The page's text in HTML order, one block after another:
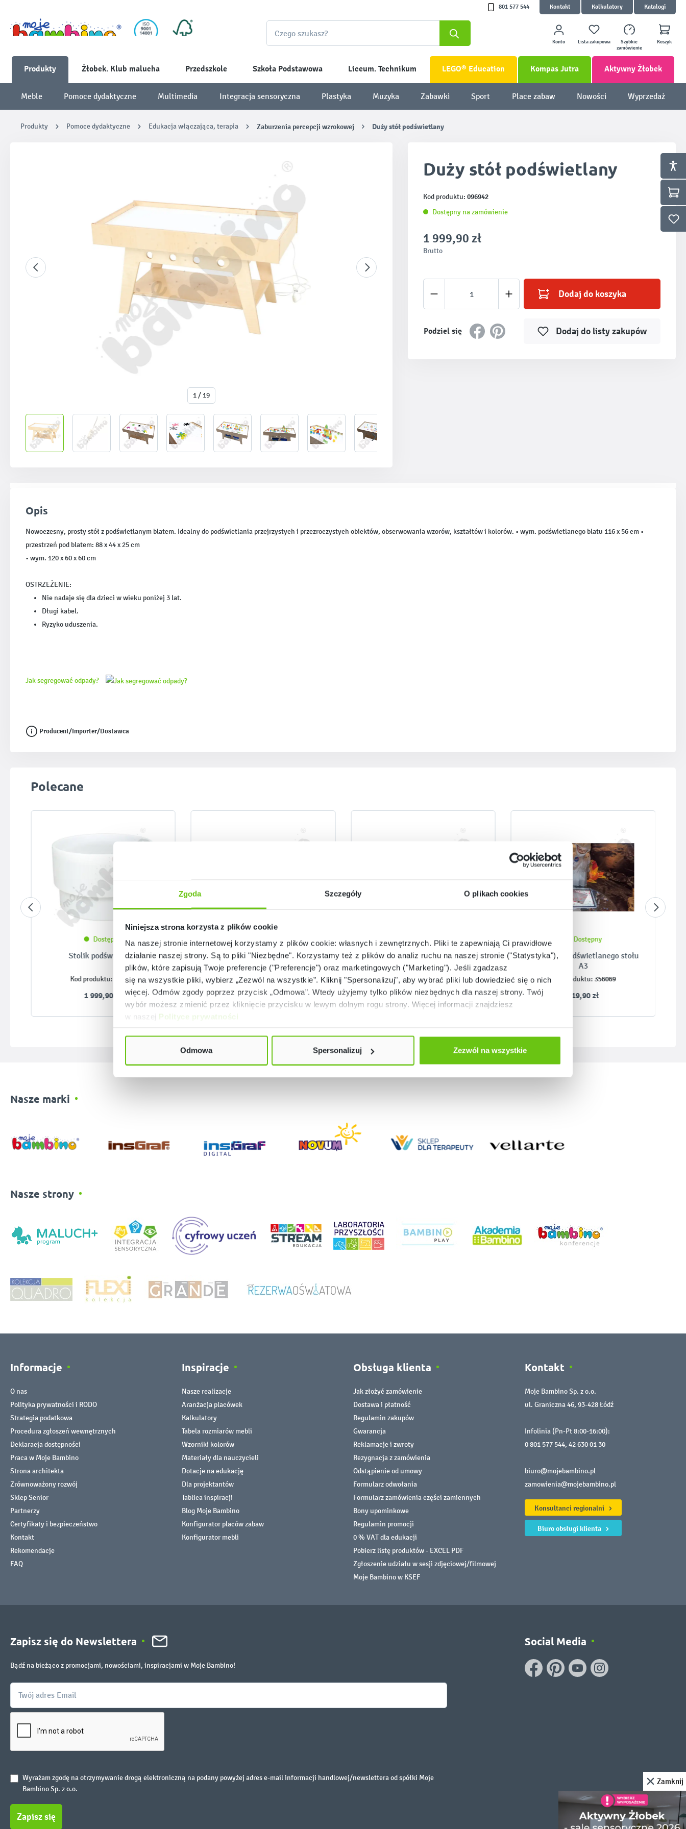
Zgoda Szczegóły O plikach cookies
Niniejsza strona korzysta z plików cookie
Na naszej stronie internetowej korzystamy z plików cookie: własnych i zewnętrznych. Pliki te zapewniają Ci prawidłowe
działanie naszej strony. Są to pliki "Niezbędne". Korzystamy też z plików do analiz ruchu na naszej stronie ("Statystyka"),
plików, które zapisują Twoje preferencje ("Preferencje") oraz marketingowych ("Marketing"). Jeśli zgadzasz
się na wszystkie pliki, wybierz „Zezwól na wszystkie”. Kliknij "Spersonalizuj", aby wybrać pliki lub dowiedzieć się o nich
więcej. Odmów zgody poprzez przycisk „Odmowa”. Wtedy użyjemy tylko plików niezbędnych dla naszej strony. Twój
wybór możesz zmienić przez kliknięcie przycisku w lewym dolnym rogu strony. Więcej informacji znajdziesz
w naszej Polityce prywatności
Odmowa Spersonalizuj Zezwól na wszystkie
801 577 544 Kontakt Kalkulatory Katalogi
Konto Lista zakupowa
Szybkie
zamówienie
Koszyk
Produkty Żłobek. Klub malucha Przedszkole Szkoła Podstawowa Liceum. Technikum LEGO® Education Kompas Jutra Aktywny Żłobek
Meble Pomoce dydaktyczne Multimedia Integracja sensoryczna Plastyka Muzyka Zabawki Sport Place zabaw Nowości Wyprzedaż
Produkty Pomoce dydaktyczne Edukacja włączająca, terapia Zaburzenia percepcji wzrokowej Duży stół podświetlany
1 / 19
Duży stół podświetlany
Kod produktu: 096942
Dostępny na zamówienie
1 999,90 zł
Brutto
Ilość produktu: Wprowadź żądaną ilość lub użyj
Dodaj do koszyka
Podziel się Dodaj do listy zakupów
Opis
Nowoczesny, prosty stół z podświetlanym blatem. Idealny do podświetlania przejrzystych i przezroczystych obiektów, obserwowania wzorów, kształtów i kolorów. • wym. podświetlanego blatu 116 x 56 cm •
przestrzeń pod blatem: 88 x 44 x 25 cm
• wym. 120 x 60 x 60 cm
OSTRZEŻENIE:
Nie nadaje się dla dzieci w wieku poniżej 3 lat.
Długi kabel.
Ryzyko uduszenia.
Jak segregować odpady?
Producent/Importer/Dostawca
Pomiń galerię produktów
Polecane
Dostępny
Stolik podświetlany
Kod produktu: 354085
1 999,90 zł
Niski stan magazynowy
Drewniane przegródki
Kod produktu:354089
129,90 zł
Dostępny
Podświetlany stół A3
Kod produktu:356053
899,90 zł
Dostępny
Osłona do Podświetlanego stołu
A3
Kod produktu: 356069
119,90 zł
Nasze marki
Nasze strony
Informacje
O nas
Polityka prywatności i RODO
Strategia podatkowa
Procedura zgłoszeń wewnętrznych
Deklaracja dostępności
Praca w Moje Bambino
Strona architekta
Zrównoważony rozwój
Sklep Senior
Partnerzy
Certyfikaty i bezpieczeństwo
Kontakt
Rekomendacje
FAQ
Inspiracje
Nasze realizacje
Aranżacja placówek
Kalkulatory
Tabela rozmiarów mebli
Wzorniki kolorów
Materiały dla nauczycieli
Dotacje na edukację
Dla projektantów
Tablica inspiracji
Blog Moje Bambino
Konfigurator placów zabaw
Konfigurator mebli
Obsługa klienta
Jak złożyć zamówienie
Dostawa i płatność
Regulamin zakupów
Gwarancja
Reklamacje i zwroty
Rezygnacja z zamówienia
Odstąpienie od umowy
Formularz odwołania
Formularz zamówienia części zamiennych
Bony upominkowe
Regulamin promocji
0 % VAT dla edukacji
Pobierz listę produktów - EXCEL PDF
Zgłoszenie udziału w sesji zdjęciowej/filmowej
Moje Bambino w KSEF
Kontakt
Moje Bambino Sp. z o.o.
ul. Graniczna 46, 93-428 Łódź
Infolinia (Pn-Pt 8:00-16:00):
0 801 577 544, 42 630 01 30
biuro@mojebambino.pl
zamowienia@mojebambino.pl
Konsultanci regionalni
Biuro obsługi klienta
Zapisz się do Newslettera
Bądź na bieżąco z promocjami, nowościami, inspiracjami w Moje Bambino!
Wyrażam zgodę na otrzymywanie drogą elektroniczną na podany powyżej adres e-mail informacji handlowej/newslettera od spółki Moje
Bambino Sp. z o.o.
Zapisz się
Social Media
Zamknij